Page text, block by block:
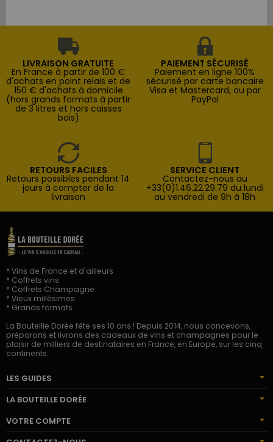
LIVRAISON GRATUITE
En France à partir de 100 €
d'achats en point relais et de
150 € d'achats à domicile
(hors grands formats à partir
de 3 litres et hors caisses
bois)
PAIEMENT SÉCURISÉ
Paiement en ligne 100%
sécurisé par carte bancaire
Visa et Mastercard, ou par
PayPal
RETOURS FACILES
Retours possibles pendant 14
jours à compter de la
livraison
SERVICE CLIENT
Contactez-nous au
+33(0)1.46.22.29.79 du lundi
au vendredi de 9h à 18h
* Vins de France et d'ailleurs
* Coffrets vins
* Coffrets Champagne
* Vieux millésimes
* Grands formats
La Bouteille Dorée fête ses 10 ans ! Depuis 2014, nous concevons,
préparons et livrons des cadeaux de vins et champagnes pour le
plaisir de milliers de destinataires en France, en Europe, sur les cinq
continents.
LES GUIDES
LA BOUTEILLE DORÉE
VOTRE COMPTE